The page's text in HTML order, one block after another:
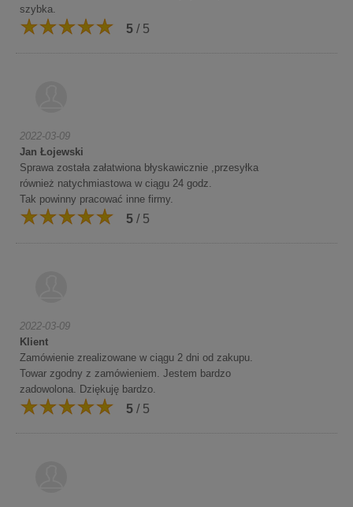
szybka.
5 / 5
2022-03-09
Jan Łojewski
Sprawa została załatwiona błyskawicznie ,przesyłka
również natychmiastowa w ciągu 24 godz.
Tak powinny pracować inne firmy.
5 / 5
2022-03-09
Klient
Zamówienie zrealizowane w ciągu 2 dni od zakupu.
Towar zgodny z zamówieniem. Jestem bardzo
zadowolona. Dziękuję bardzo.
5 / 5